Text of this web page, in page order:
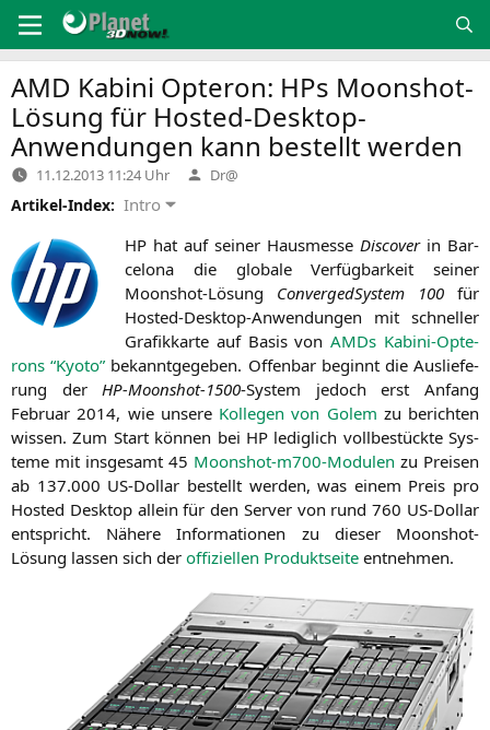
Inhalt
springen
AMD Kabini Opteron: HPs Moonshot-
Lösung für Hosted-Desktop-
Anwendungen kann bestellt werden
11.12.2013 11:24 Uhr Verfasst
von
Dr@
Artikel-Index: Intro
HP hat auf sei­ner Haus­mes­se Dis­co­verin Bar­
ce­lo­na die glo­ba­le Ver­füg­bar­keit sei­ner
Moonshot-Lösung Con­ver­ged­Sys­tem 100 für
Hos­ted-Desk­top-Anwen­dun­gen mit schnel­ler
Gra­fik­kar­te auf Basis vonAMDs Kabi­ni-Opte­
rons “Kyo­to” bekannt­ge­ge­ben. Offen­bar beginnt die Aus­lie­fe­
rung der HP-Moonshot-1500-Sys­tem jedoch erst Anfang
Febru­ar 2014, wie unse­re Kol­le­gen von Golem zu berich­ten
wis­sen. Zum Start kön­nen bei HPledig­lich voll­be­stück­te Sys­
te­me mit ins­ge­samt 45 Moonshot-m700-Modu­len zu Prei­sen
ab 137.000 US-Dol­lar bestellt wer­den, was einem Preis pro
Hos­ted Desk­top allein für den Ser­ver von rund 760 US-Dol­lar
ent­spricht. Nähe­re Infor­ma­tio­nen zu die­ser Moonshot-
Lösung las­sen sich der offi­zi­el­len Pro­dukt­sei­te entnehmen.